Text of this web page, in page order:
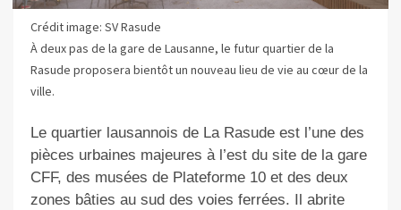
Crédit image: SV Rasude
À deux pas de la gare de Lausanne, le futur quartier de la
Rasude proposera bientôt un nouveau lieu de vie au cœur de la
ville.
Le quartier lausannois de La Rasude est l’une des
pièces urbaines majeures à l’est du site de la gare
CFF, des musées de Plateforme 10 et des deux
zones bâties au sud des voies ferrées. Il abrite